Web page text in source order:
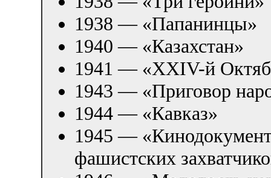
1938 — «Папанинцы»
1940 — «Казахстан»
1941 — «XXIV-й
1943 — «Приговор
1944 — «Кавказ»
1945 —
фашистских